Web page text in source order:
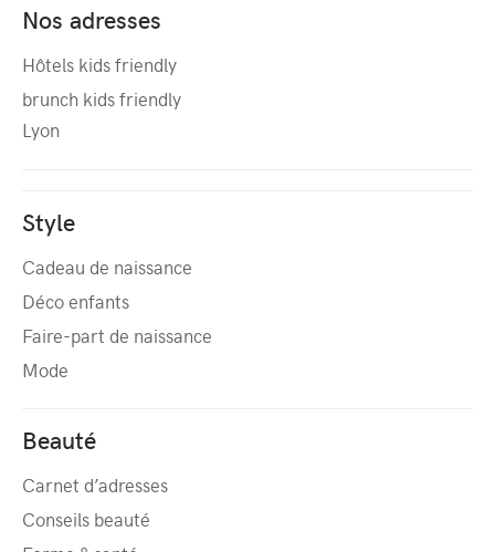
Nos adresses
Hôtels kids friendly
brunch kids friendly
Lyon
Style
Cadeau de naissance
Déco enfants
Faire-part de naissance
Mode
Beauté
Carnet d’adresses
Conseils beauté